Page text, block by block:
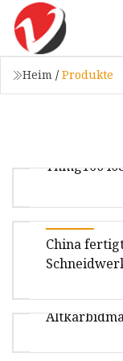
Heim / Produkte
CVD-doppelt
Hartmetall-
China
CNMG/
China-